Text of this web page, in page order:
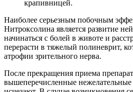
крапивницей.
Наиболее серьезным побочным
Нитроксолина является развитие
начинаться с болей в животе и
перерасти в тяжелый полиневрит,
атрофии зрительного нерва.
После прекращения приема
вышеперечисленные